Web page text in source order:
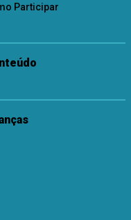
Participar